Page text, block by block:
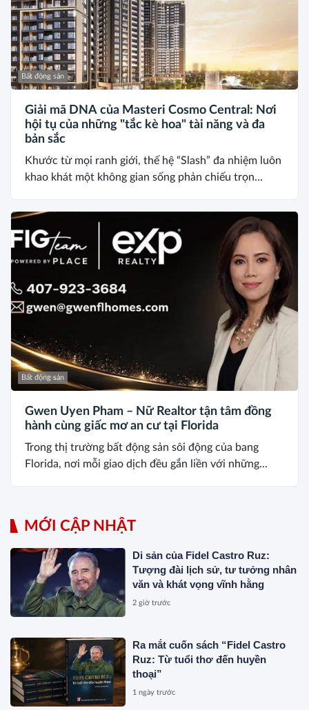
Bất động sản
Giải mã DNA của Masteri Cosmo Central: Nơi
hội tụ của những "tắc kè hoa" tài năng và đa
bản sắc
Khước từ mọi ranh giới, thế hệ “Slash” đa nhiệm luôn
khao khát một không gian sống phản chiếu trọn...
Bất động sản
Gwen Uyen Pham – Nữ Realtor tận tâm đồng
hành cùng giấc mơ an cư tại Florida
Trong thị trường bất động sản sôi động của bang
Florida, nơi mỗi giao dịch đều gắn liền với những...
MỚI CẬP NHẬT
Di sản của Fidel Castro Ruz:
Tượng đài lịch sử, tư tưởng nhân
văn và khát vọng vĩnh hằng
2 giờ trước
Ra mắt cuốn sách “Fidel Castro
Ruz: Từ tuổi thơ đến huyền
thoại”
1 ngày trước